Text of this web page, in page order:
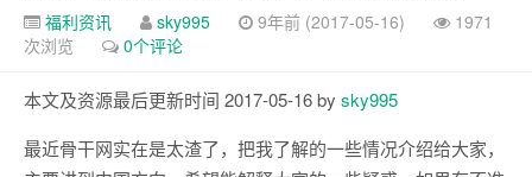
福利资讯 sky995 9年前 (2017-05-16)
1971
次浏览
0个评论
本文及资源最后更新时间 2017-05-16 by sky995
最近骨干网实在是太渣了，把我了解的一些情况介绍给大家，